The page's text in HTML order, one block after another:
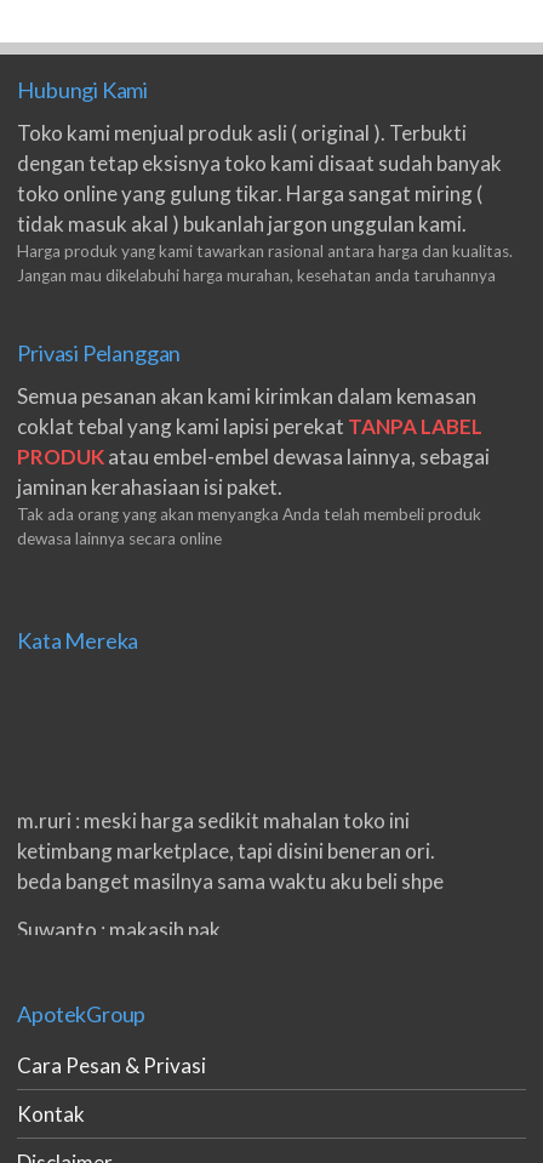
Hubungi Kami
Toko kami menjual produk asli ( original ). Terbukti
dengan tetap eksisnya toko kami disaat sudah banyak
toko online yang gulung tikar. Harga sangat miring (
tidak masuk akal ) bukanlah jargon unggulan kami.
Harga produk yang kami tawarkan rasional antara harga dan kualitas.
Jangan mau dikelabuhi harga murahan, kesehatan anda taruhannya
Privasi Pelanggan
Semua pesanan akan kami kirimkan dalam kemasan
coklat tebal yang kami lapisi perekat TANPA LABEL
PRODUKatau embel-embel dewasa lainnya, sebagai
jaminan kerahasiaan isi paket.
Tak ada orang yang akan menyangka Anda telah membeli produk
dewasa lainnya secara online
Kata Mereka
m.ruri : meski harga sedikit mahalan toko ini
ketimbang marketplace, tapi disini beneran ori.
beda banget masilnya sama waktu aku beli shpe
Suwanto : makasih pak.
double. beneran sama sekali tidak ada nama
eko padang : ko brang udh sampek, kan bru 2 hri
gan. cpet bgt
ApotekGroup
Cara Pesan & Privasi
Kontak